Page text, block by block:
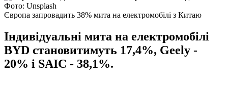
Фото: Unsplash
Європа запровадить 38% мита на електромобілі з Китаю
Індивідуальні мита на електромобілі
BYD становитимуть 17,4%, Geely -
20% і SAIC - 38,1%.